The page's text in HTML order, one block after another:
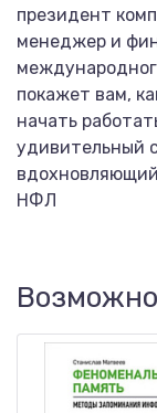
президент
менеджер и
покажет вам,
начать
удивительный
НФЛ